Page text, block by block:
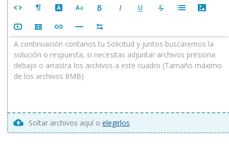
Soltar archivos aquí o elegirlos